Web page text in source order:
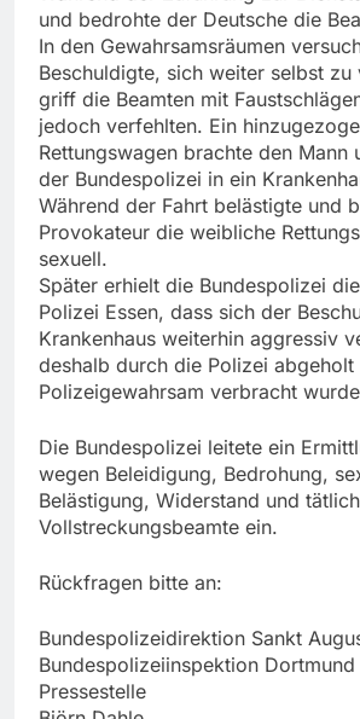
und bedrohte der Deutsche die
In den Gewahrsamsräumen
Beschuldigte, sich weiter selbst zu
griff die Beamten mit
jedoch verfehlten. Ein
Rettungswagen brachte den Mann
der Bundespolizei in ein
Während der Fahrt belästigte und
Provokateur die weibliche
sexuell.
Später erhielt die Bundespolizei
Polizei Essen, dass sich der
Krankenhaus weiterhin aggressiv
deshalb durch die Polizei abgeholt
Polizeigewahrsam verbracht
Die Bundespolizei leitete ein
wegen Beleidigung, Bedrohung,
Belästigung, Widerstand und
Vollstreckungsbeamte ein.
Rückfragen bitte an:
Bundespolizeidirektion Sankt
Bundespolizeiinspektion Dortmund
Pressestelle